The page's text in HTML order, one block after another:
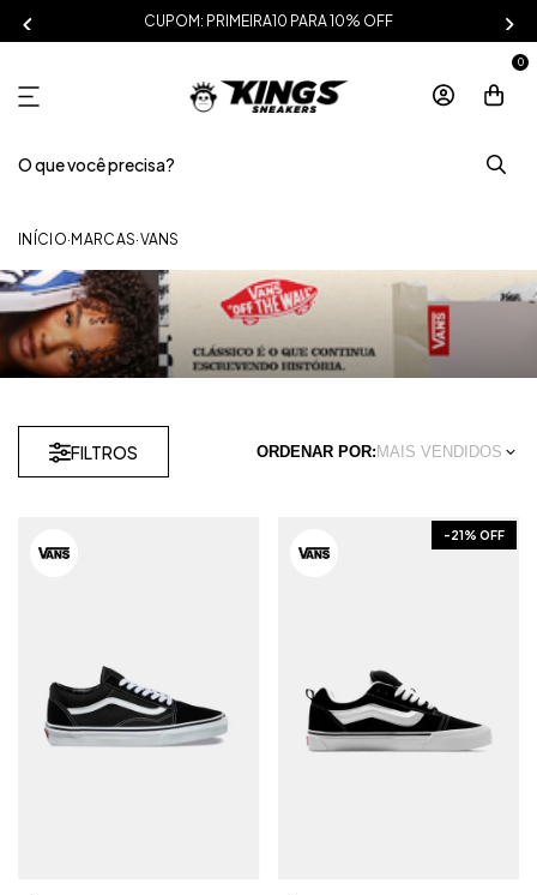
CUPOM: PRIMEIRA10 PARA 10% OFF
0
INÍCIO· MARCAS·VANS
FILTROS ORDENAR POR: MAIS VENDIDOS
-21% OFF